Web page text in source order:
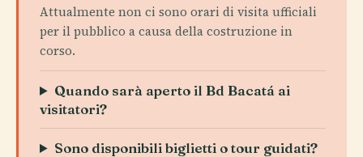
Attualmente non ci sono orari di visita ufficiali
per il pubblico a causa della costruzione in
corso.
Quando sarà aperto il Bd Bacatá ai
visitatori?
Sono disponibili biglietti o tour guidati?